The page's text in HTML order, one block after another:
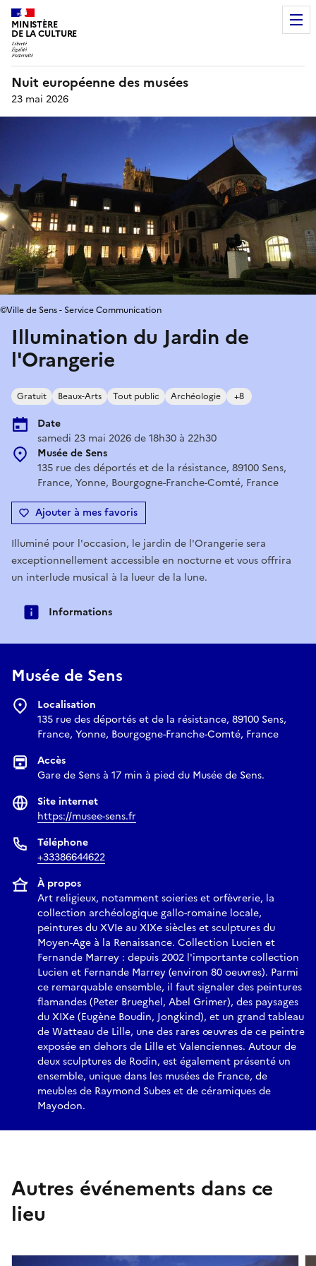
MINISTÈRE
DE LA CULTURE
Nuit européenne des musées
23 mai 2026
Illumination du Jardin de
l'Orangerie
Gratuit Beaux-Arts Tout public Archéologie +8
Date
samedi 23 mai 2026 de 18h30 à 22h30
Musée de Sens
135 rue des déportés et de la résistance, 89100 Sens,
France, Yonne, Bourgogne-Franche-Comté, France
Ajouter à mes favoris
©Ville de Sens - Service Communication
Illuminé pour l'occasion, le jardin de l'Orangerie sera
exceptionnellement accessible en nocturne et vous offrira
un interlude musical à la lueur de la lune.
Informations
Musée de Sens
Localisation
135 rue des déportés et de la résistance, 89100 Sens,
France, Yonne, Bourgogne-Franche-Comté, France
Accès
Gare de Sens à 17 min à pied du Musée de Sens.
Site internet
https://musee-sens.fr
Téléphone
+33386644622
À propos
Art religieux, notamment soieries et orfèvrerie, la
collection archéologique gallo-romaine locale,
peintures du XVIe au XIXe siècles et sculptures du
Moyen-Age à la Renaissance. Collection Lucien et
Fernande Marrey : depuis 2002 l'importante collection
Lucien et Fernande Marrey (environ 80 oeuvres). Parmi
ce remarquable ensemble, il faut signaler des peintures
flamandes (Peter Brueghel, Abel Grimer), des paysages
du XIXe (Eugène Boudin, Jongkind), et un grand tableau
de Watteau de Lille, une des rares œuvres de ce peintre
exposée en dehors de Lille et Valenciennes. Autour de
deux sculptures de Rodin, est également présenté un
ensemble, unique dans les musées de France, de
meubles de Raymond Subes et de céramiques de
Mayodon.
Autres événements dans ce
lieu